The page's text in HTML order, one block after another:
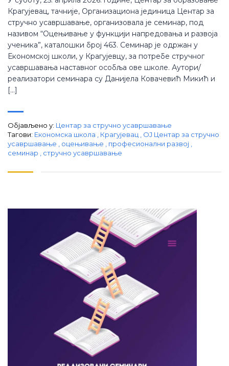
Крагујевац, тачније, Организациона јединица Центар за
стручно усавршавање, организовала је семинар, под
називом “Оцењивање у функцији напредовања и развоја
ученика”, каталошки број 463. Семинар је одржан у
Економској школи, у Крагујевцу, за потребе стручног
усавршавања наставног особља ове школе. Аутори/
реализатори семинара су Данијела Ковачевић Микић и
[…]
Објављено у: Центар за стручно усавршавање
Тагови: Економска школа Крагујевац
ОЈ Центар за стручно
усавршавање
оцењивање професионални развој
семинар
стручно усавршавање